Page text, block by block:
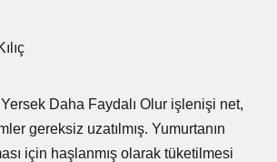
Yersek Daha Faydalı Olur işlenişi net,
gereksiz uzatılmış. Yumurtanın
için haşlanmış olarak tüketilmesi